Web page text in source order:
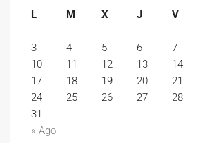
L
M X J V
3
4 5 6 7
10
11 12 13 14
17
18 19 20 21
24
25 26 27 28
31
« Ago